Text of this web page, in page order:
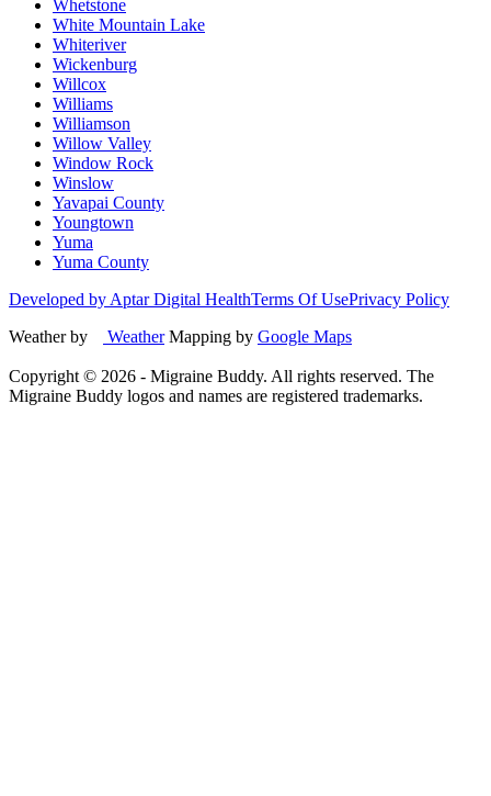
Whetstone
White Mountain Lake
Whiteriver
Wickenburg
Willcox
Williams
Williamson
Willow Valley
Window Rock
Winslow
Yavapai County
Youngtown
Yuma
Yuma County
Developed by Aptar Digital HealthTerms Of UsePrivacy Policy
Weather by
WeatherMapping by Google Maps
Copyright © 2026 - Migraine Buddy. All rights reserved. The
Migraine Buddy logos and names are registered trademarks.